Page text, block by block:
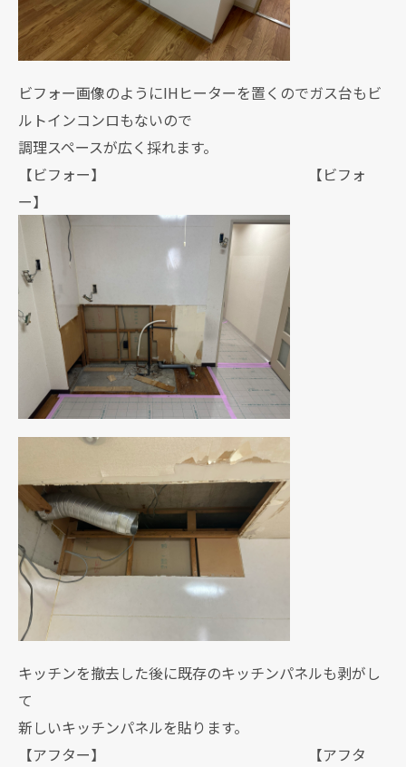
ビフォー画像のようにIHヒーターを置くのでガス台もビ
ルトインコンロもないので
調理スペースが広く採れます。
【ビフォー】 【ビフォ
ー】
キッチンを撤去した後に既存のキッチンパネルも剥がし
て
新しいキッチンパネルを貼ります。
【アフター】 【アフタ